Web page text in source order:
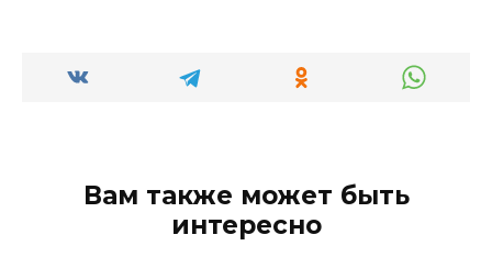
Вам также может быть
интересно